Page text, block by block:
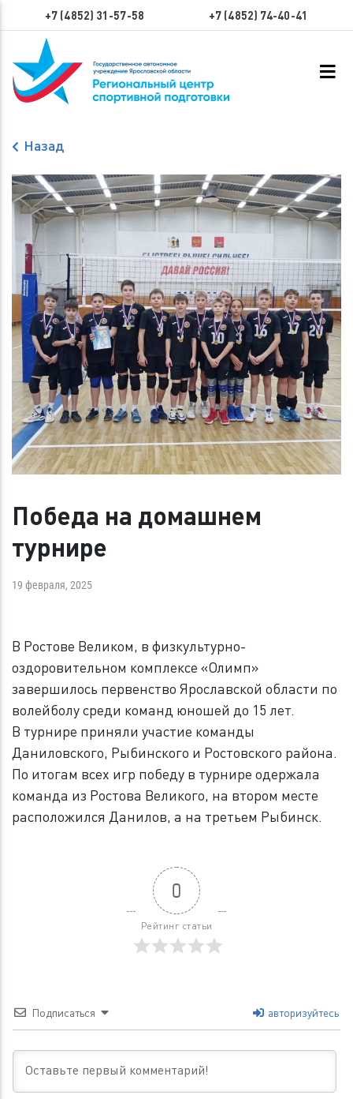
+7 (4852) 31-57-58 +7 (4852) 74-40-41
Назад
Победа на домашнем
турнире
19 февраля, 2025
В Ростове Великом, в физкультурно-
оздоровительном комплексе «Олимп»
завершилось первенство Ярославской области по
волейболу среди команд юношей до 15 лет.
В турнире приняли участие команды
Даниловского, Рыбинского и Ростовского района.
По итогам всех игр победу в турнире одержала
команда из Ростова Великого, на втором месте
расположился Данилов, а на третьем Рыбинск.
0
Рейтинг статьи
Подписаться авторизуйтесь